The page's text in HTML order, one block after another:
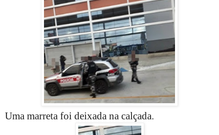
Uma marreta foi deixada na calçada.